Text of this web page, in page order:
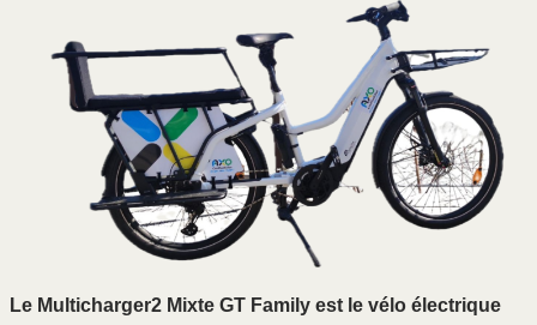
Le Multicharger2 Mixte GT Family est le vélo électrique